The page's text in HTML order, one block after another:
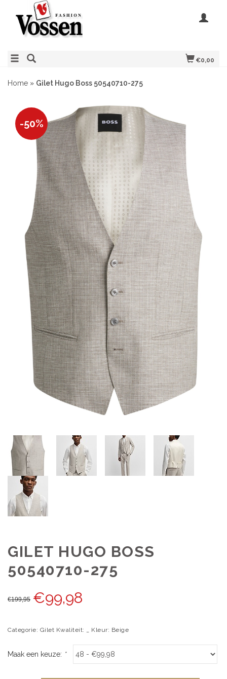
€0,00
Home » Gilet Hugo Boss 50540710-275
-50%
GILET HUGO BOSS
50540710-275
€199,95 €99,98
Categorie: Gilet Kwaliteit: _ Kleur: Beige
Maak een keuze: *